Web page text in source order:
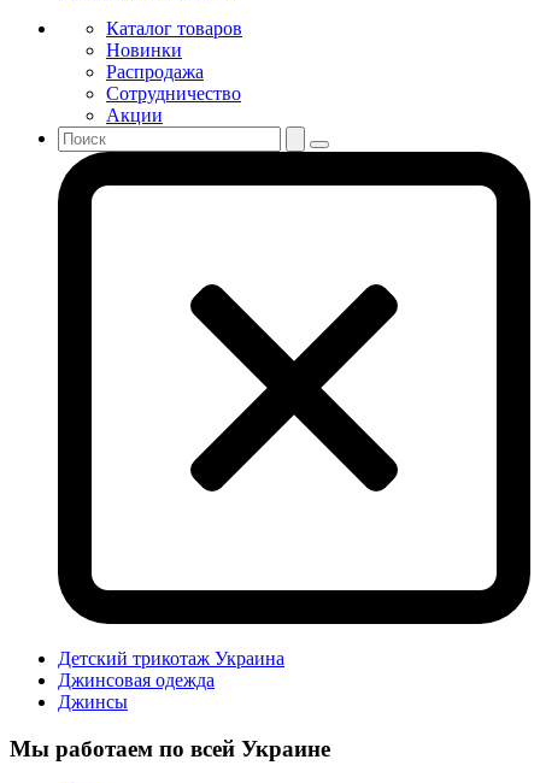
Каталог товаров
Новинки
Распродажа
Сотрудничество
Акции
Детский трикотаж Украина
Джинсовая одежда
Джинсы
Мы работаем по всей Украине